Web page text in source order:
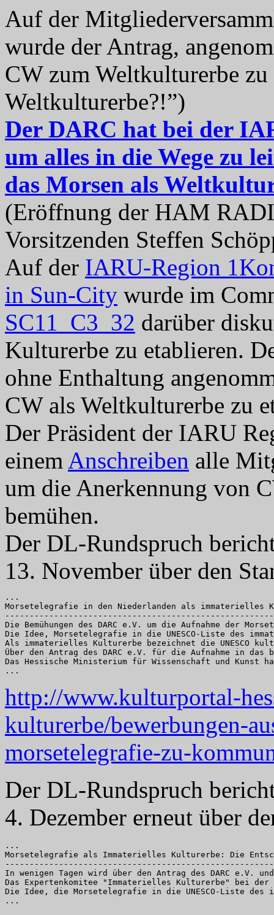
Auf der
wurde der Antrag,
CW zum Weltkulturerbe
Weltkulturerbe?!”)
Der DARC hat bei der
um alles in die Wege zu
das Morsen als
(Eröffnung der HAM
Vorsitzenden Steffen
Auf der IARU-Region
in Sun-City wurde im
SC11_C3_32 darüber
Kulturerbe zu etablieren.
ohne Enthaltung
CW als Weltkulturerbe zu
Der Präsident der IARU
einem Anschreiben alle
um die Anerkennung von
bemühen.
Der DL-Rundspruch
13. November über den
...
Morsetelegrafie in den Niederlanden als immaterielles
Die Bemühungen des DARC e.V. um die Aufnahme der
Die Idee, Morsetelegrafie in die UNESCO-Liste des
Als immaterielles Kulturerbe bezeichnet die UNESCO
Über den Antrag des DARC e.V. für die Aufnahme in
Das Hessische Ministerium für Wissenschaft und
http://www.kulturportal-
kulturerbe/bewerbungen-
morsetelegrafie-zu-
Der DL-Rundspruch
4. Dezember erneut über
...
Morsetelegrafie als Immaterielles Kulturerbe: Die
In wenigen Tagen wird über den Antrag des DARC e.V.
Das Expertenkomitee "Immaterielles Kulturerbe" bei
Die Idee, die Morsetelegrafie in die UNESCO-Liste des